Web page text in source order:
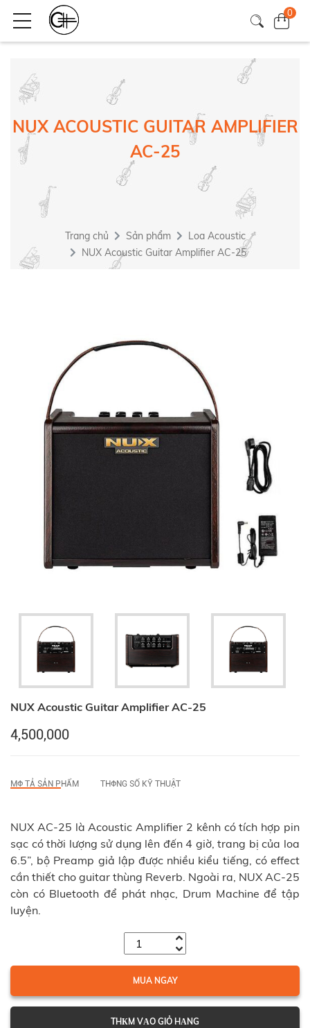
0
NUX ACOUSTIC GUITAR AMPLIFIER
AC-25
Trang chủ Sản phẩm
Loa Acoustic
NUX Acoustic Guitar Amplifier AC-25
NUX Acoustic Guitar Amplifier AC-25
4,500,000
MФ TẢ SẢN PHẨM THФNG SỐ KỸ THUẬT
NUX AC-25 là Acoustic Amplifier 2 kênh có tích hợp pin
sạc có thời lượng sử dụng lên đến 4 giờ, trang bị của loa
6.5”, bộ Preamp giả lập được nhiều kiểu tiếng, có effect
cần thiết cho guitar thùng Reverb. Ngoài ra, NUX AC-25
còn có Bluetooth để phát nhạc, Drum Machine để tập
luyện.
MUA NGAY
THКM VАO GIỎ HАNG